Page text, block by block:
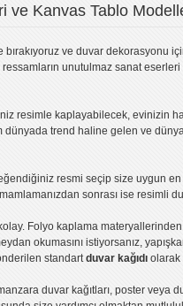
ve Kanvas Tablo
ve duvar dekorasyonu
unutulmaz sanat
resimle kaplayabilecek, evinizin
dünyada trend haline gelen ve
resmi seçip size uygun
sonrası ise resimli
Folyo kaplama
okumasını istiyorsanız,
standartduvar kağıdı olarak
duvar kağıtları, poster veya